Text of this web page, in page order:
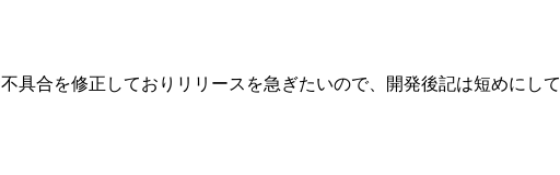
具合を修正しておりリリースを急ぎたいので、開発後記は短めにして